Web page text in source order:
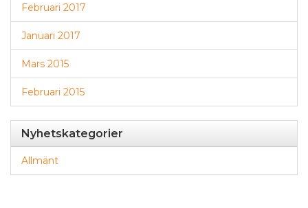
Februari 2017
Januari 2017
Mars 2015
Februari 2015
Nyhetskategorier
Allmänt